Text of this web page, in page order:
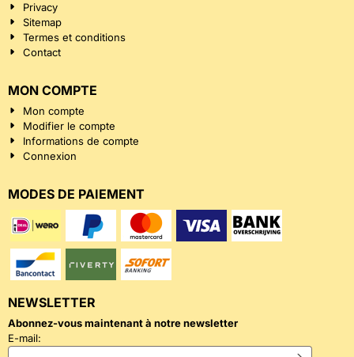
Privacy
Sitemap
Termes et conditions
Contact
MON COMPTE
Mon compte
Modifier le compte
Informations de compte
Connexion
MODES DE PAIEMENT
NEWSLETTER
Abonnez-vous maintenant à notre newsletter
E-mail: